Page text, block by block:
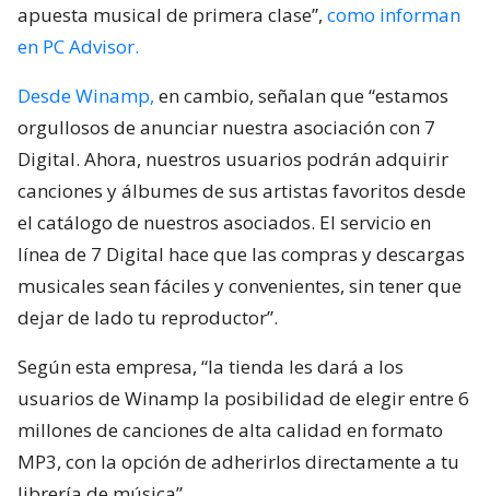
apuesta musical de primera clase”, como informan
en PC Advisor.
Desde Winamp, en cambio, señalan que “estamos
orgullosos de anunciar nuestra asociación con 7
Digital. Ahora, nuestros usuarios podrán adquirir
canciones y álbumes de sus artistas favoritos desde
el catálogo de nuestros asociados. El servicio en
línea de 7 Digital hace que las compras y descargas
musicales sean fáciles y convenientes, sin tener que
dejar de lado tu reproductor”.
Según esta empresa, “la tienda les dará a los
usuarios de Winamp la posibilidad de elegir entre 6
millones de canciones de alta calidad en formato
MP3, con la opción de adherirlos directamente a tu